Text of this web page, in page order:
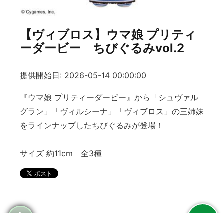
【ヴィブロス】ウマ娘 プリティ
ーダービー ちびぐるみvol.2
提供開始日: 2026-05-14 00:00:00
『ウマ娘 プリティーダービー』から「シュヴァル
グラン」「ヴィルシーナ」「ヴィブロス」の三姉妹
をラインナップしたちびぐるみが登場！
サイズ 約11cm 全3種